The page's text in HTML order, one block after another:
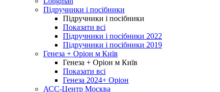
Підручники і посібники
Підручники і посібники
Показати всі
Підручники і посібники 2022
Підручники і посібники 2019
Генеза + Оріон м Київ
Генеза + Оріон м Київ
Показати всі
Генеза 2024+ Оріон
АСС-Центр Москва